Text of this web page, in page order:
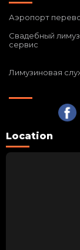
Аэропорт
Свадебный
сервис
Лимузиновая
Location